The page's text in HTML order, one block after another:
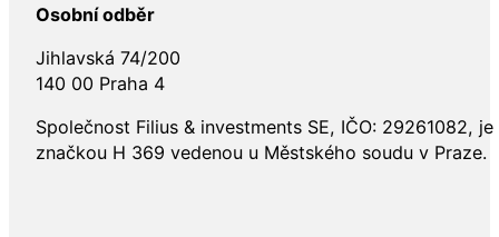
Osobní odběr
Jihlavská 74/200
140 00 Praha 4
Společnost Filius & investments SE, IČO: 29261082,
značkou H 369 vedenou u Městského soudu v Praze.